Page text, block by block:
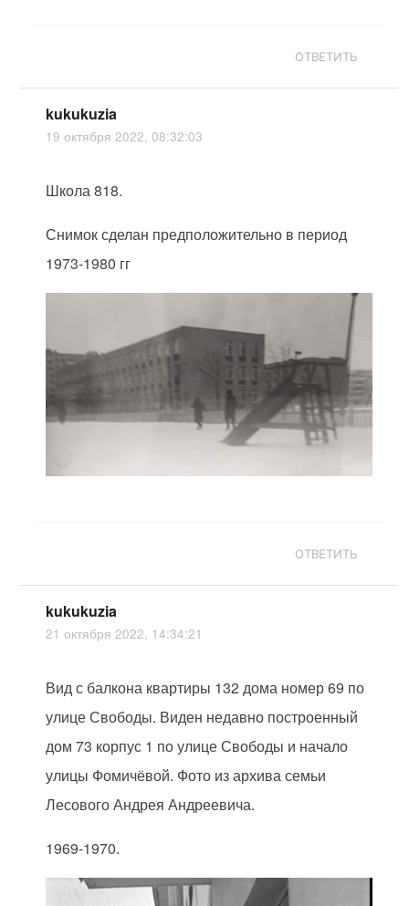
ОТВЕТИТЬ
kukukuzia
19 октября 2022, 08:32:03
Школа 818.
Снимок сделан предположительно в период
1973-1980 гг
ОТВЕТИТЬ
kukukuzia
21 октября 2022, 14:34:21
Вид с балкона квартиры 132 дома номер 69 по
улице Свободы. Виден недавно построенный
дом 73 корпус 1 по улице Свободы и начало
улицы Фомичёвой. Фото из архива семьи
Лесового Андрея Андреевича.
1969-1970.